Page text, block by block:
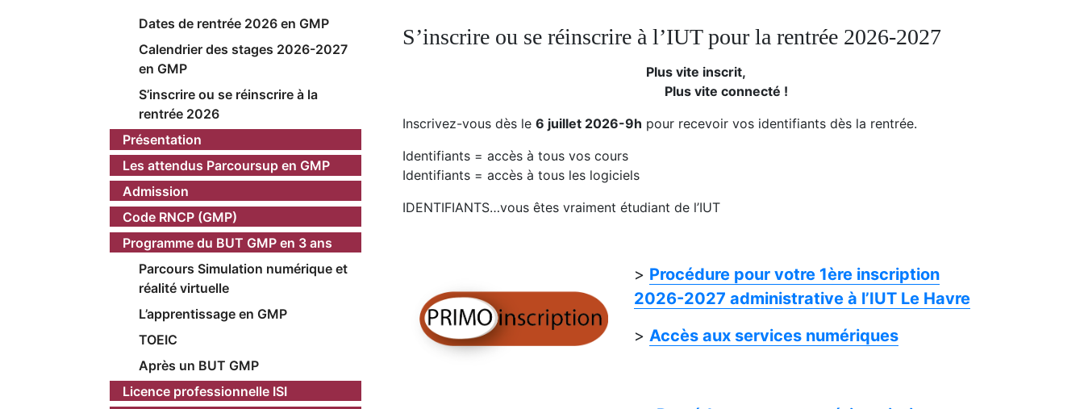
Dates de rentrée 2026 en GMP
Calendrier des stages 2026-2027
en GMP
S’inscrire ou se réinscrire à la
rentrée 2026
Présentation
Les attendus Parcoursup en GMP
Admission
Code RNCP (GMP)
Programme du BUT GMP en 3 ans
Parcours Simulation numérique et
réalité virtuelle
L’apprentissage en GMP
TOEIC
Après un BUT GMP
Licence professionnelle ISI
S’inscrire ou se réinscrire à l’IUT pour la rentrée 2026-2027
Plus vite inscrit,
Plus vite connecté !
Inscrivez-vous dès le 6 juillet 2026-9h pour recevoir vos identifiants dès la rentrée.
Identifiants = accès à tous vos cours
Identifiants = accès à tous les logiciels
IDENTIFIANTS…vous êtes vraiment étudiant de l’IUT
> Procédure pour votre 1ère inscription
2026-2027 administrative à l’IUT Le Havre
> Accès aux services numériques